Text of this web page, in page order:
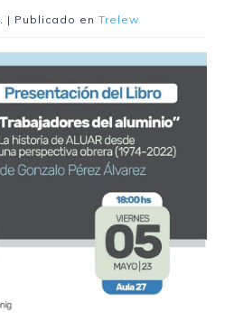
. | Publicado en Trelew